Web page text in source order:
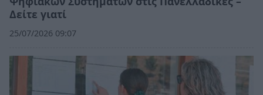
Δείτε γιατί
25/07/2026 09:07